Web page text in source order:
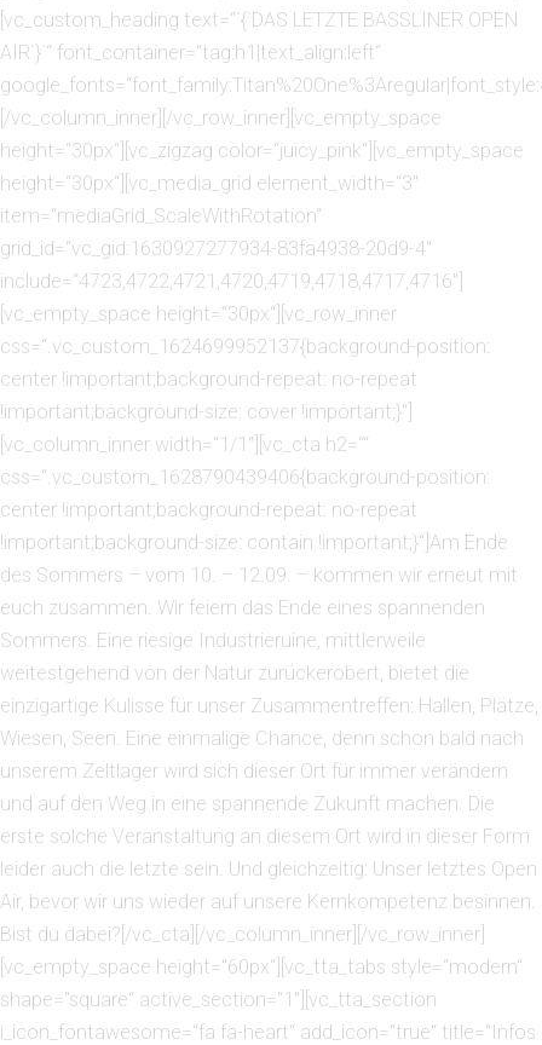
[vc_custom_heading text=“`{`DAS LETZTE BASSLINER OPEN
AIR`}`“ font_container=“tag:h1|text_align:left“
[/vc_column_inner][/vc_row_inner][vc_empty_space
height=“30px“][vc_zigzag color=“juicy_pink“][vc_empty_space
height=“30px“][vc_media_grid element_width=“3″
item=“mediaGrid_ScaleWithRotation“
grid_id=“vc_gid:1630927277934-83fa4938-20d9-4″
include=“4723,4722,4721,4720,4719,4718,4717,4716″]
[vc_empty_space height=“30px“][vc_row_inner
css=“.vc_custom_1624699952137{background-position:
center !important;background-repeat: no-repeat
!important;background-size: cover !important;}“]
[vc_column_inner width=“1/1″][vc_cta h2=““
css=“.vc_custom_1628790439406{background-position:
center !important;background-repeat: no-repeat
!important;background-size: contain !important;}“]Am Ende
des Sommers – vom 10. – 12.09. – kommen wir erneut mit
euch zusammen. Wir feiern das Ende eines spannenden
Sommers. Eine riesige Industrieruine, mittlerweile
weitestgehend von der Natur zurückerobert, bietet die
einzigartige Kulisse für unser Zusammentreffen: Hallen, Plätze,
Wiesen, Seen. Eine einmalige Chance, denn schon bald nach
unserem Zeltlager wird sich dieser Ort für immer verändern
und auf den Weg in eine spannende Zukunft machen. Die
erste solche Veranstaltung an diesem Ort wird in dieser Form
leider auch die letzte sein. Und gleichzeitig: Unser letztes Open
Air, bevor wir uns wieder auf unsere Kernkompetenz besinnen.
Bist du dabei?[/vc_cta][/vc_column_inner][/vc_row_inner]
[vc_empty_space height=“60px“][vc_tta_tabs style=“modern“
shape=“square“ active_section=“1″][vc_tta_section
i_icon_fontawesome=“fa fa-heart“ add_icon=“true“ title=“Infos